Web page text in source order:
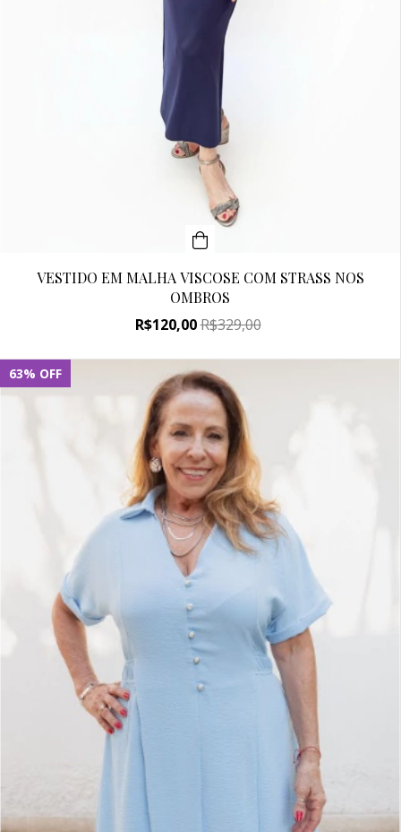
VESTIDO EM MALHA VISCOSE COM STRASS NOS
OMBROS
R$120,00R$329,00
63% OFF